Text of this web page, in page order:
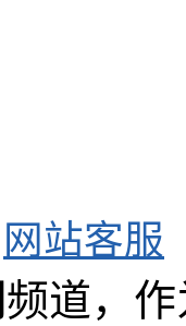
网站客服
频道，